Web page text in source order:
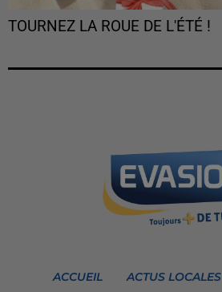
TOURNEZ LA ROUE DE L'ÉTÉ !
ACCUEIL ACTUS LOCALES